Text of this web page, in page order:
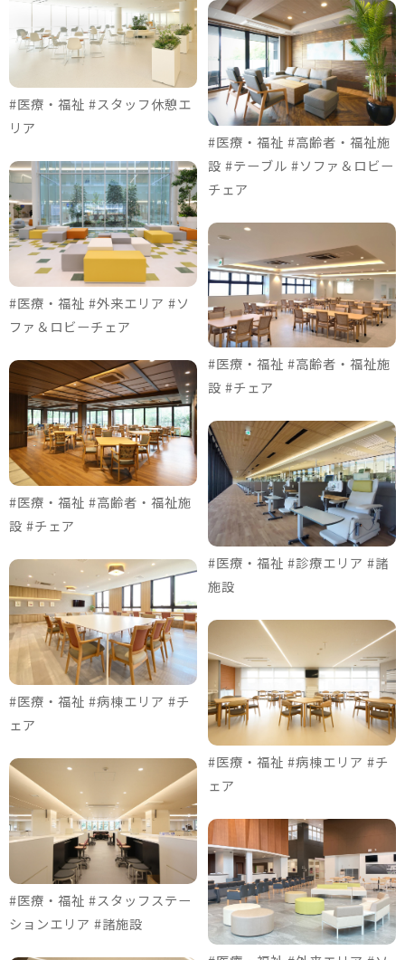
#医療・福祉 #スタッフ休憩エ
リア
#医療・福祉 #外来エリア #ソ
ファ＆ロビーチェア
#医療・福祉 #高齢者・福祉施
設 #チェア
#医療・福祉 #病棟エリア #チ
ェア
#医療・福祉 #スタッフステー
ションエリア #諸施設
#医療・福祉 #高齢者・福祉施
設 #テーブル #ソファ＆ロビー
チェア
#医療・福祉 #高齢者・福祉施
設 #チェア
#医療・福祉 #診療エリア #諸
施設
#医療・福祉 #病棟エリア #チ
ェア